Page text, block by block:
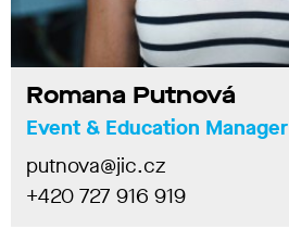
Romana Putnová
Event & Education Manager
putnova@jic.cz
+420 727 916 919